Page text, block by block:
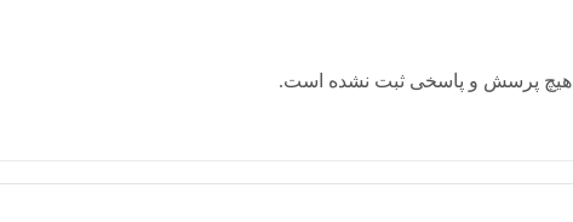
هیچ پرسش و پاسخی ثبت نشده است.